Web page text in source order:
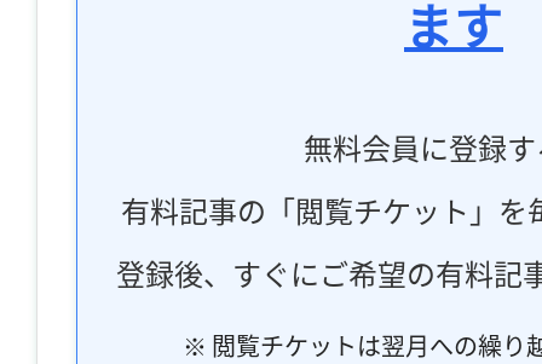
ます
無料会員に登録
有料記事の「閲覧チケット」
登録後、すぐにご希望の有料記
※ 閲覧チケットは翌月への繰り